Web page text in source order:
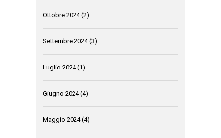
Ottobre 2024(2)
Settembre 2024(3)
Luglio 2024(1)
Giugno 2024(4)
Maggio 2024(4)